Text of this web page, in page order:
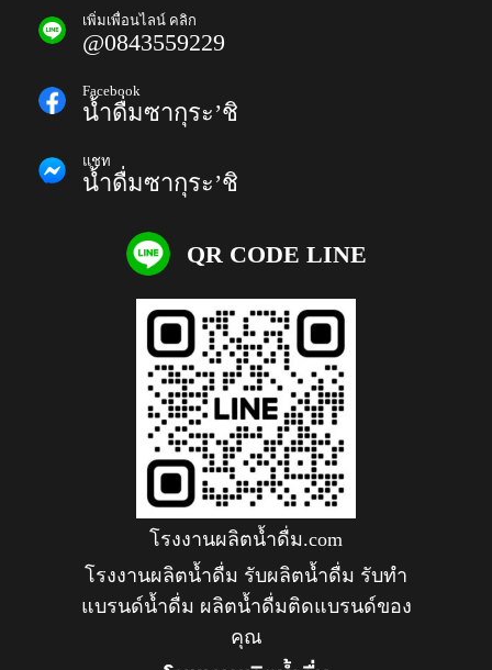
เพิ่มเพื่อนไลน์ คลิก
@0843559229
Facebook
น้ำดื่มซากุระ’ชิ
แชท
น้ำดื่มซากุระ’ชิ
QR CODE LINE
โรงงานผลิตน้ำดื่ม.com
โรงงานผลิตน้ำดื่ม รับผลิตน้ำดื่ม รับทำ
แบรนด์น้ำดื่ม ผลิตน้ำดื่มติดแบรนด์ของ
คุณ